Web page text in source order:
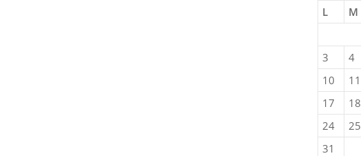
L
M
3
4
10
11
17
18
24
25
31